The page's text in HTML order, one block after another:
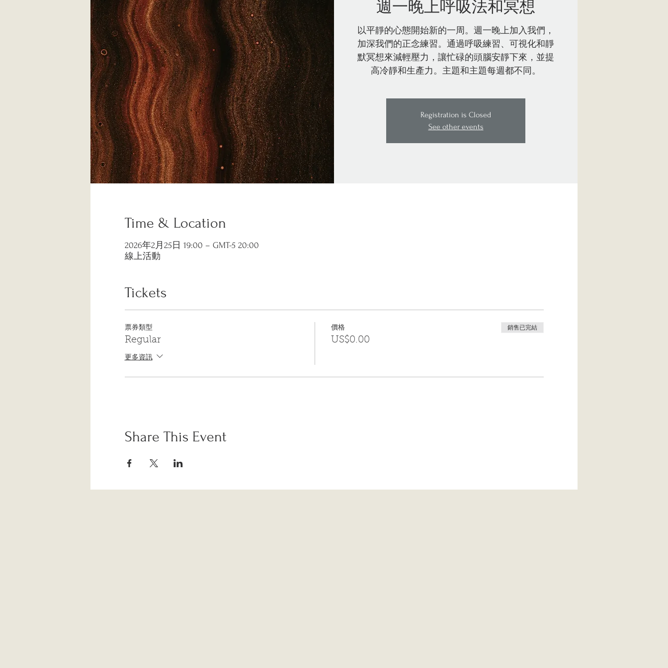
週一晚上呼吸法和冥想
以平靜的心態開始新的一周。週一晚上加入我們，
加深我們的正念練習。通過呼吸練習、可視化和靜
默冥想來減輕壓力，讓忙碌的頭腦安靜下來，並提
高冷靜和生產力。主題和主題每週都不同。
Registration is Closed
See other events
Time & Location
2026年2月25日 19:00 – GMT-5 20:00
線上活動
Tickets
票券類型
Regular
更多資訊
價格
US$0.00
銷售已完結
Share This Event